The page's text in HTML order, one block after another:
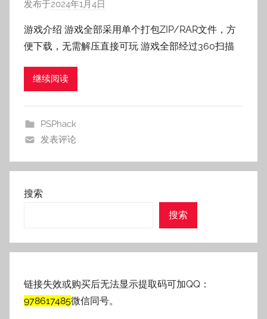
发布于2024年1月4日
:
老
游戏介绍 游戏全部采用单个打包ZIP/RAR文件，方
便下载，无需解压直接可玩 游戏全部经过360扫描
继续阅读
PSPhack
发表评论
搜索
搜索
链接失效或购买后无法显示提取码可加QQ：
978617485微信同号。